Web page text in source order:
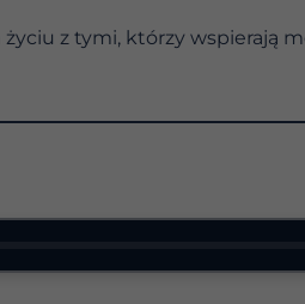
życiu z tymi, którzy wspierają